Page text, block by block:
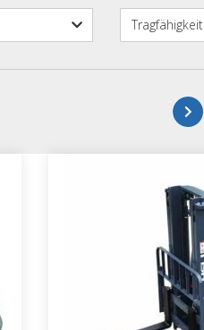
Tragfähigkeit